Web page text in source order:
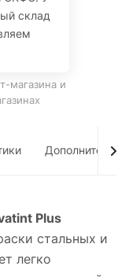
склад
магазина и
Дополнительно
Plus
стальных и
легко